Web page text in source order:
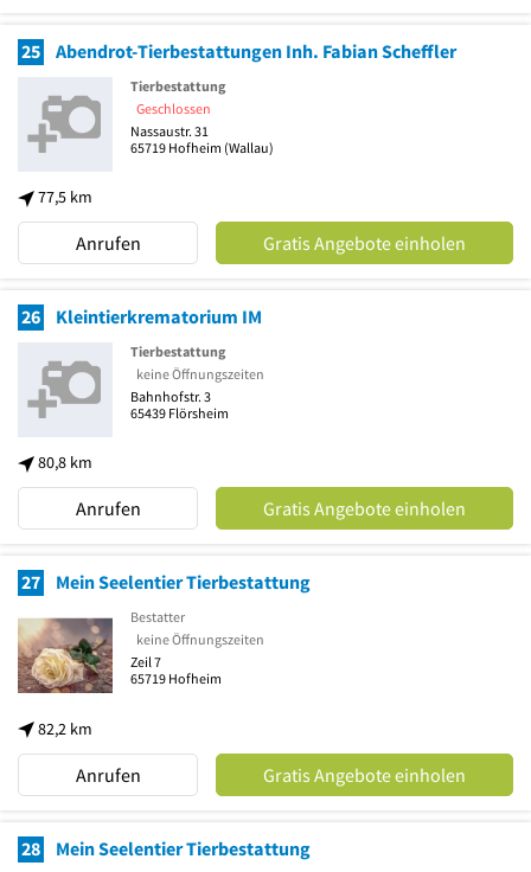
25 Abendrot-Tierbestattungen Inh. Fabian Scheffler
77,5 km
Tierbestattung
Geschlossen
Nassaustr. 31
65719 Hofheim (Wallau)
Anrufen Gratis Angebote einholen
26 Kleintierkrematorium IM
80,8 km
Tierbestattung
keine Öffnungszeiten
Bahnhofstr. 3
65439 Flörsheim
Anrufen Gratis Angebote einholen
27 Mein Seelentier Tierbestattung
82,2 km
Bestatter
keine Öffnungszeiten
Zeil 7
65719 Hofheim
Anrufen Gratis Angebote einholen
28 Mein Seelentier Tierbestattung